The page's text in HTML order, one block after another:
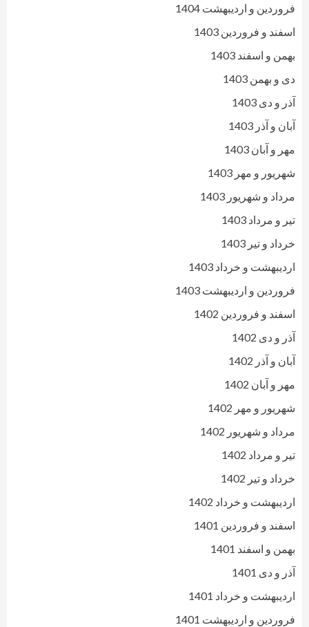
فروردین و اردیبهشت 1404
اسفند و فروردین 1403
بهمن و اسفند 1403
دی و بهمن 1403
آذر و دی 1403
آبان و آذر 1403
مهر و آبان 1403
شهریور و مهر 1403
مرداد و شهریور 1403
تیر و مرداد 1403
خرداد و تیر 1403
اردیبهشت و خرداد 1403
فروردین و اردیبهشت 1403
اسفند و فروردین 1402
آذر و دی 1402
آبان و آذر 1402
مهر و آبان 1402
شهریور و مهر 1402
مرداد و شهریور 1402
تیر و مرداد 1402
خرداد و تیر 1402
اردیبهشت و خرداد 1402
اسفند و فروردین 1401
بهمن و اسفند 1401
آذر و دی 1401
اردیبهشت و خرداد 1401
فروردین و اردیبهشت 1401